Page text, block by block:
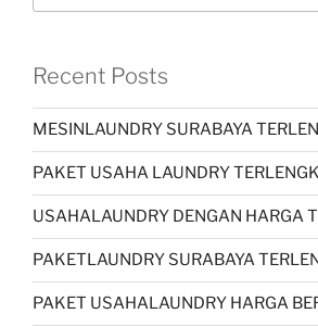
Recent Posts
MESINLAUNDRY SURABAYA
PAKET USAHA LAUNDRY
USAHALAUNDRY DENGAN HARGA
PAKETLAUNDRY SURABAYA
PAKET USAHALAUNDRY HARGA